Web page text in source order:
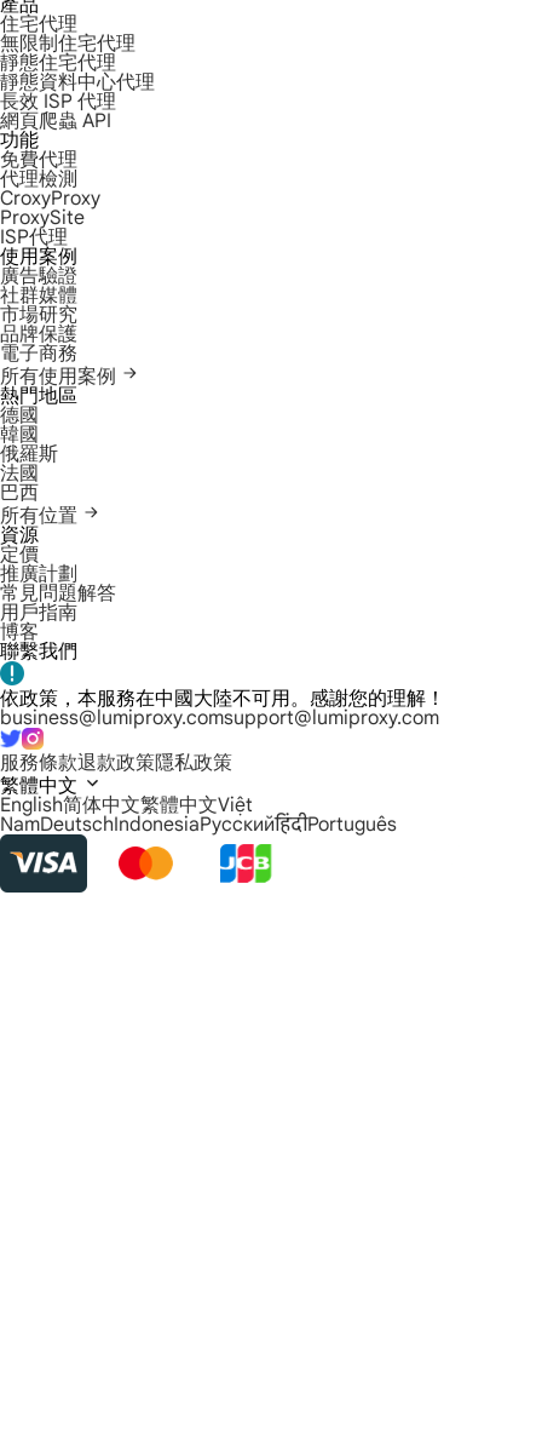
產品
住宅代理
無限制住宅代理
靜態住宅代理
靜態資料中心代理
長效 ISP 代理
網頁爬蟲 API
功能
免費代理
代理檢測
CroxyProxy
ProxySite
ISP代理
使用案例
廣告驗證
社群媒體
市場研究
品牌保護
電子商務
所有使用案例
熱門地區
德國
韓國
俄羅斯
法國
巴西
所有位置
資源
定價
推廣計劃
常見問題解答
用戶指南
博客
聯繫我們
依政策，本服務在中國大陸不可用。感謝您的理解！
business@lumiproxy.comsupport@lumiproxy.com
服務條款退款政策隱私政策
繁體中文
English简体中文繁體中文Việt
NamDeutschIndonesiaРусскийहिंदीPortuguês